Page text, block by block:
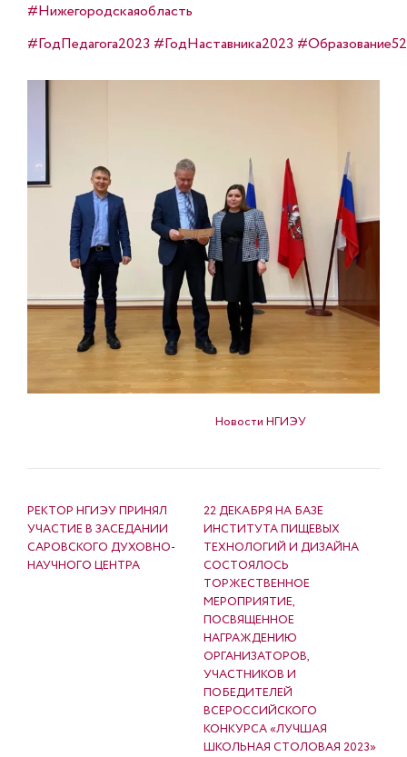
#Нижегородскаяобласть
#ГодПедагога2023 #ГодНаставника2023 #Образование52
Новости НГИЭУ
РЕКТОР НГИЭУ ПРИНЯЛ
УЧАСТИЕ В ЗАСЕДАНИИ
САРОВСКОГО ДУХОВНО-
НАУЧНОГО ЦЕНТРА
22 ДЕКАБРЯ НА БАЗЕ
ИНСТИТУТА ПИЩЕВЫХ
ТЕХНОЛОГИЙ И ДИЗАЙНА
СОСТОЯЛОСЬ
ТОРЖЕСТВЕННОЕ
МЕРОПРИЯТИЕ,
ПОСВЯЩЕННОЕ
НАГРАЖДЕНИЮ
ОРГАНИЗАТОРОВ,
УЧАСТНИКОВ И
ПОБЕДИТЕЛЕЙ
ВСЕРОССИЙСКОГО
КОНКУРСА «ЛУЧШАЯ
ШКОЛЬНАЯ СТОЛОВАЯ 2023»